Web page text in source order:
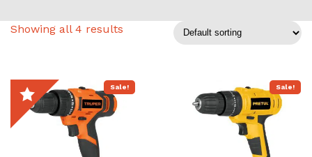
Showing all 4 results
Sale! Sale!